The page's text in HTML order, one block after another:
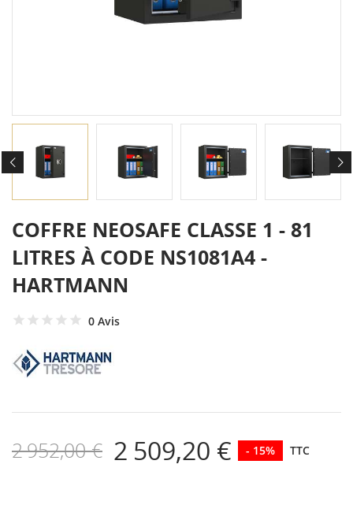
COFFRE NEOSAFE CLASSE 1 - 81
LITRES À CODE NS1081A4 -
HARTMANN
0 Avis
2 952,00 € 2 509,20 € - 15% TTC